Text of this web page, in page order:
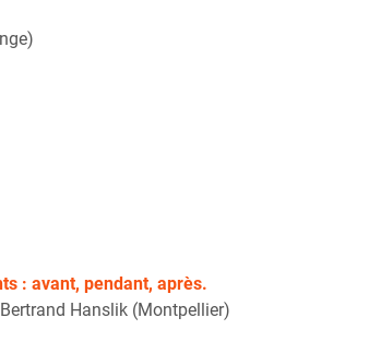
: avant, pendant, après.
Hanslik (Montpellier)